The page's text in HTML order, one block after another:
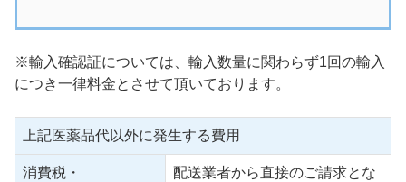
※輸入確認証については、輸入数量に関わらず1回の輸入
につき一律料金とさせて頂いております。
上記医薬品代以外に発生する費用
消費税・
配送業者から直接のご請求とな